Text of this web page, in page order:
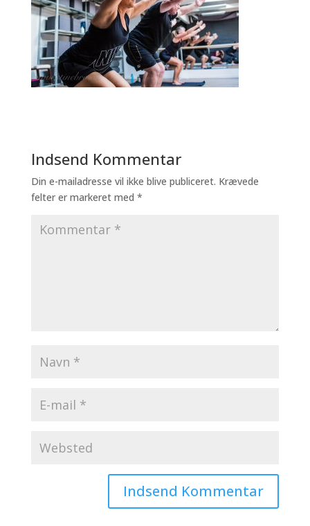
Indsend Kommentar
Din e-mailadresse vil ikke blive publiceret. Krævede
felter er markeret med *